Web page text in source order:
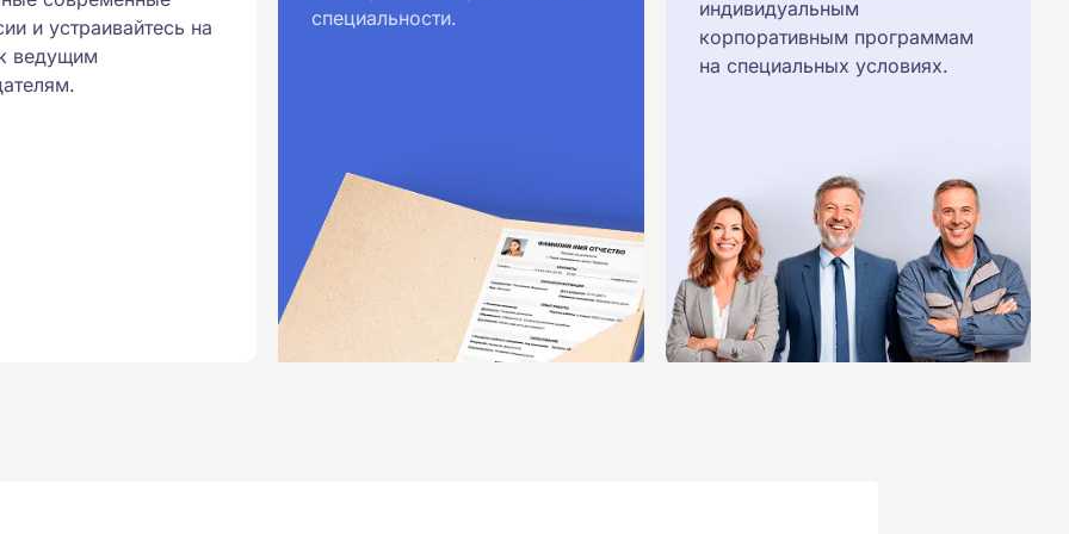
принимаются
и устраивайтесь на
ведущим
специальности.
индивидуальным
корпоративным программам
на специальных условиях.